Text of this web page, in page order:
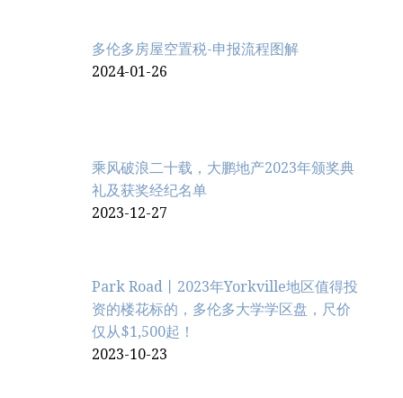
多伦多房屋空置税-申报流程图解
2024-01-26
乘风破浪二十载，大鹏地产2023年颁奖典
礼及获奖经纪名单
2023-12-27
Park Road丨2023年Yorkville地区值得投
资的楼花标的，多伦多大学学区盘，尺价
仅从$1,500起！
2023-10-23